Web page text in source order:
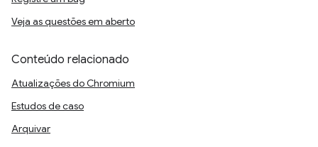
Veja as questões em aberto
Conteúdo relacionado
Atualizações do Chromium
Estudos de caso
Arquivar